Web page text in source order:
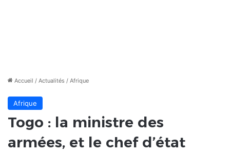
Accueil / Actualités / Afrique
Afrique
Togo : la ministre des
armées, et le chef d’état